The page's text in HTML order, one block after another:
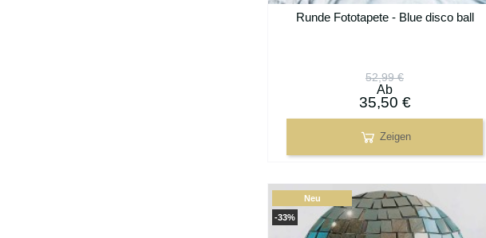
Runde Fototapete - Blue disco ball
52,99 €
Ab
35,50 €
Zeigen
-33%
Neu